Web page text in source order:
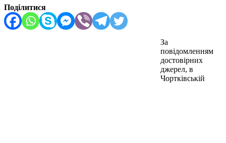
Поділитися
За
повідомленням
достовірних
джерел, в
Чортківській